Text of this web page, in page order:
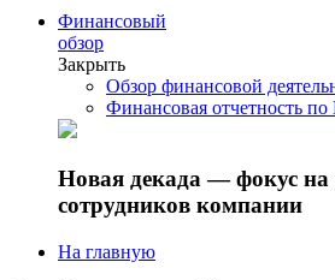
Финансовый
обзор
Закрыть
Обзор финансовой
Финансовая отчетность
Новая декада — фокус
сотрудников компании
На главную